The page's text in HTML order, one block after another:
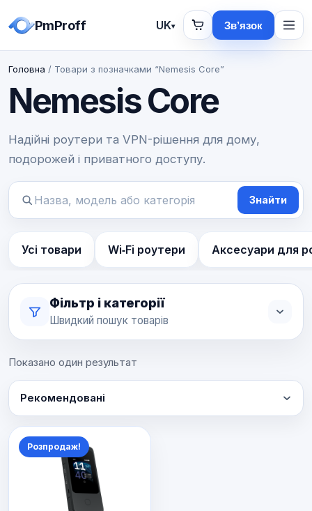
PmProff UK▾ Зв’язок
Головна / Товари з позначками “Nemesis Core”
Nemesis Core
Надійні роутери та VPN-рішення для дому,
подорожей і приватного доступу.
Пошук
Знайти
Усі товари Wi‑Fi роутери Аксесуари для
Фільтр і категорії
Швидкий пошук товарів
Показано один результат
Рекомендовані
Розпродаж!